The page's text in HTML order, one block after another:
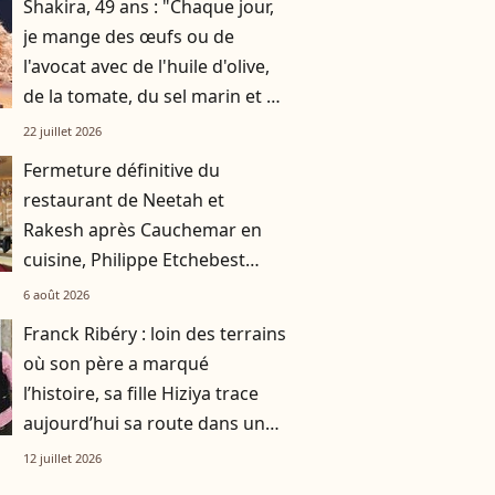
Shakira, 49 ans : "Chaque jour,
je mange des œufs ou de
l'avocat avec de l'huile d'olive,
de la tomate, du sel marin et un
smoothie"
22 juillet 2026
Fermeture définitive du
restaurant de Neetah et
Rakesh après Cauchemar en
cuisine, Philippe Etchebest
pensait les avoir sauvés
6 août 2026
Franck Ribéry : loin des terrains
où son père a marqué
l’histoire, sa fille Hiziya trace
aujourd’hui sa route dans un
tout autre univers
12 juillet 2026